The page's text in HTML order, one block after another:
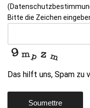
Bitte die Zeichen
Das hilft uns, Spam zu
Soumettre